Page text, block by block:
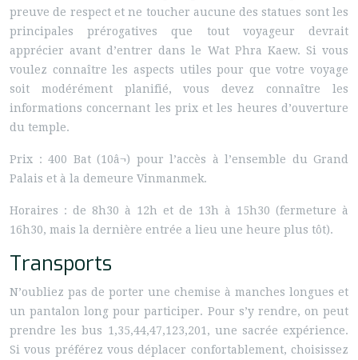
preuve de respect et ne toucher aucune des statues sont les
principales prérogatives que tout voyageur devrait
apprécier avant d’entrer dans le Wat Phra Kaew. Si vous
voulez connaître les aspects utiles pour que votre voyage
soit modérément planifié, vous devez connaître les
informations concernant les prix et les heures d’ouverture
du temple.
Prix : 400 Bat (10â¬) pour l’accès à l’ensemble du Grand
Palais et à la demeure Vinmanmek.
Horaires : de 8h30 à 12h et de 13h à 15h30 (fermeture à
16h30, mais la dernière entrée a lieu une heure plus tôt).
Transports
N’oubliez pas de porter une chemise à manches longues et
un pantalon long pour participer. Pour s’y rendre, on peut
prendre les bus 1,35,44,47,123,201, une sacrée expérience.
Si vous préférez vous déplacer confortablement, choisissez